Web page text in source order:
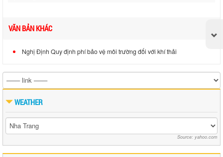
VĂN BẢN KHÁC
Nghị Định Quy định phí bảo vệ môi trường đối với khí thải
WEATHER
Source: yahoo.com